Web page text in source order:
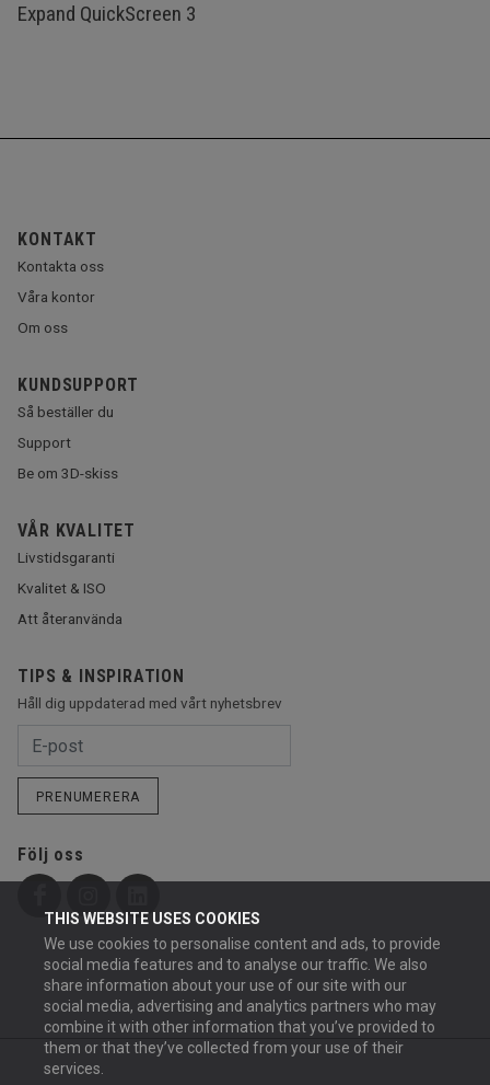
THIS WEBSITE USES COOKIES
We use cookies to personalise content and ads, to provide
social media features and to analyse our traffic. We also
share information about your use of our site with our
social media, advertising and analytics partners who may
combine it with other information that you’ve provided to
them or that they’ve collected from your use of their
services.
Expand QuickScreen 3
KONTAKT
Kontakta oss
Våra kontor
Om oss
KUNDSUPPORT
Så beställer du
Support
Be om 3D-skiss
VÅR KVALITET
Livstidsgaranti
Kvalitet & ISO
Att återanvända
TIPS & INSPIRATION
Håll dig uppdaterad med vårt nyhetsbrev
PRENUMERERA
Följ oss